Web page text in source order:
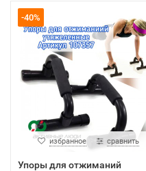
-40%
избранное сравнить
Упоры для отжиманий